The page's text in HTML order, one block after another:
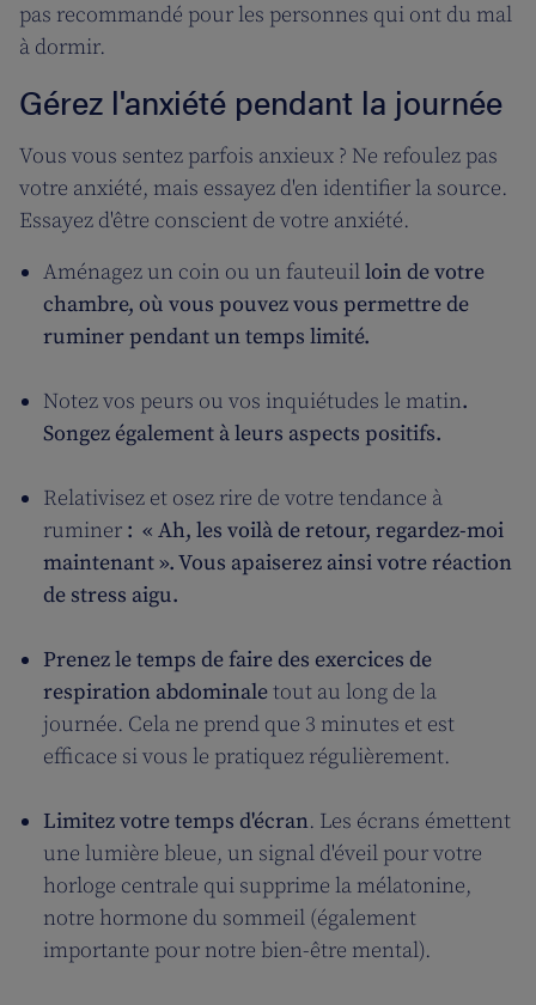
pas recommandé pour les personnes qui ont du mal
à dormir.
Gérez l'anxiété pendant la journée
Vous vous sentez parfois anxieux ? Ne refoulez pas
votre anxiété, mais essayez d'en identifier la source.
Essayez d'être conscient de votre anxiété.
Aménagez un coin ou un fauteuilloin de votre
chambre, où vous pouvez vous permettre de
ruminer pendant un temps limité.
Notez vos peurs ou vos inquiétudes le matin.
Songez également à leurs aspects positifs.
Relativisez et osez rire de votre tendance à
ruminer : « Ah, les voilà de retour, regardez-moi
maintenant ». Vous apaiserez ainsi votre réaction
de stress aigu.
Prenez le temps de faire des exercices de
respiration abdominaletout au long de la
journée. Cela ne prend que 3 minutes et est
efficace si vous le pratiquez régulièrement.
Limitez votre temps d'écran. Les écrans émettent
une lumière bleue, un signal d'éveil pour votre
horloge centrale qui supprime la mélatonine,
notre hormone du sommeil (également
importante pour notre bien-être mental).